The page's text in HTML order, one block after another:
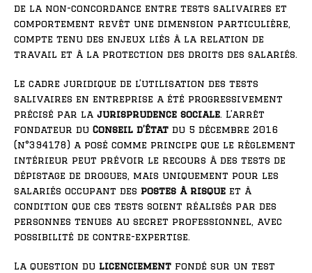
de la non-concordance entre tests salivaires et
comportement revêt une dimension particulière,
compte tenu des enjeux liés à la relation de
travail et à la protection des droits des salariés.
Le cadre juridique de l’utilisation des tests
salivaires en entreprise a été progressivement
précisé par la jurisprudence sociale. L’arrêt
fondateur du Conseil d’État du 5 décembre 2016
(n°394178) a posé comme principe que le règlement
intérieur peut prévoir le recours à des tests de
dépistage de drogues, mais uniquement pour les
salariés occupant des postes à risque et à
condition que ces tests soient réalisés par des
personnes tenues au secret professionnel, avec
possibilité de contre-expertise.
La question du licenciement fondé sur un test